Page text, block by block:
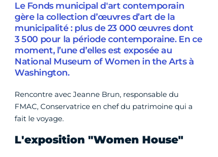
Le Fonds municipal d'art contemporain
gère la collection d’œuvres d’art de la
municipalité : plus de 23 000 œuvres dont
3 500 pour la période contemporaine. En ce
moment, l’une d’elles est exposée au
National Museum of Women in the Arts à
Washington.
Rencontre avec Jeanne Brun, responsable du
FMAC, Conservatrice en chef du patrimoine qui a
fait le voyage.
L'exposition "Women House"